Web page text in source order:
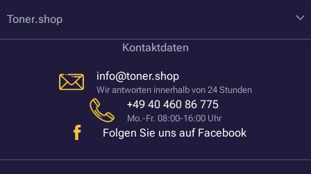
Toner.shop
Kontaktdaten
info@toner.shop
Wir antworten innerhalb von 24 Stunden
+49 40 460 86 775
Mo.-Fr. 08:00-16:00 Uhr
Folgen Sie uns auf Facebook